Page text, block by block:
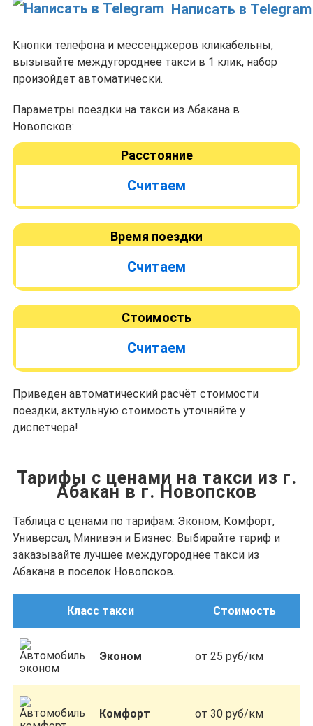
Написать в Telegram
Кнопки телефона и мессенджеров кликабельны,
вызывайте междугороднее такси в 1 клик, набор
произойдет автоматически.
Параметры поездки на такси из Абакана в
Новопсков:
Расстояние
Считаем
Время поездки
Считаем
Стоимость
Считаем
Приведен автоматический расчёт стоимости
поездки, актульную стоимость уточняйте у
диспетчера!
Тарифы с ценами на такси из г.
Абакан в г. Новопсков
Таблица с ценами по тарифам: Эконом, Комфорт,
Универсал, Минивэн и Бизнес. Выбирайте тариф и
заказывайте лучшее междугороднее такси из
Абакана в поселок Новопсков.
Класс такси Стоимость
Эконом от 25 руб/км
Комфорт от 30 руб/км